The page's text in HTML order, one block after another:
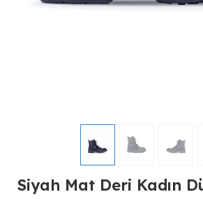
Siyah Mat Deri Kadın